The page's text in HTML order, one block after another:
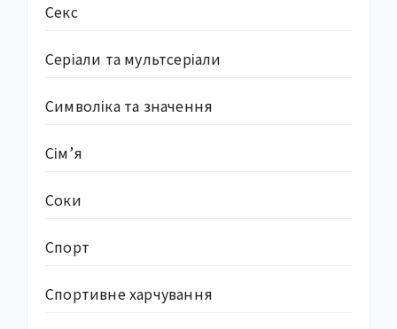
Секс
Серіали та мультсеріали
Символіка та значення
Сім’я
Соки
Спорт
Спортивне харчування